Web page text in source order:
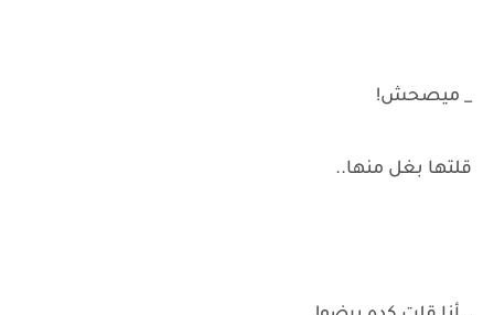
_ ميصحش!
قلتها بغل منها..